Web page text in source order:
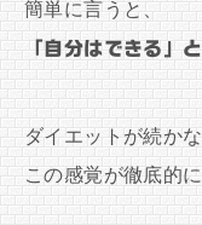
簡単に言うと、
「自分はできる」
ダイエットが続か
この感覚が徹底的